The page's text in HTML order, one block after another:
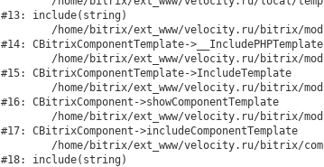
#13: include(string)
#14: CBitrixComponentTemplate->__IncludePHPTemplate
#15: CBitrixComponentTemplate->IncludeTemplate
#16: CBitrixComponent->showComponentTemplate
#17: CBitrixComponent->includeComponentTemplate
#18: include(string)